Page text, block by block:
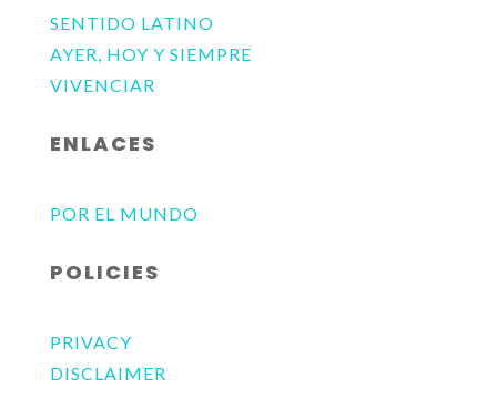
SENTIDO LATINO
AYER, HOY Y SIEMPRE
VIVENCIAR
ENLACES
POR EL MUNDO
POLICIES
PRIVACY
DISCLAIMER